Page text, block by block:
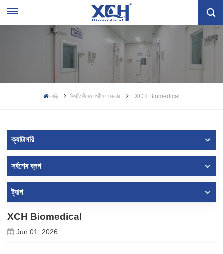
বাড়ি স্থিতিশীলতা পরীক্ষা চেম্বার XCH Biomedical
ক্যাটাগরি
সর্বশেষ ব্লগ
ট্যাগ
XCH Biomedical
Jun 01, 2026